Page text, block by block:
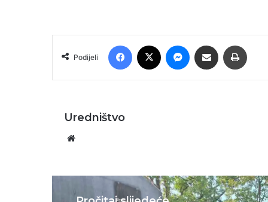
Podijeli
Facebook Messenger
Podijeli putem E-maila
Uredništvo